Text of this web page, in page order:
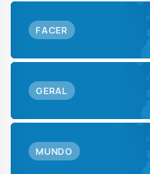
FACER
GERAL
MUNDO